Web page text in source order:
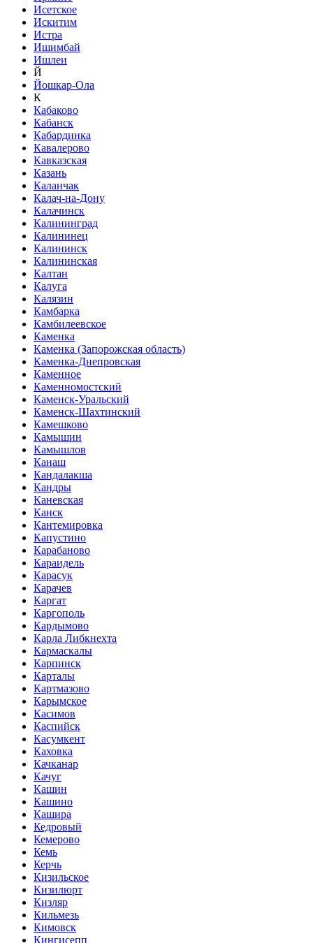
Исетское
Искитим
Истра
Ишимбай
Ишлеи
Й
Йошкар-Ола
К
Кабаково
Кабанск
Кабардинка
Кавалерово
Кавказская
Казань
Каланчак
Калач-на-Дону
Калачинск
Калининград
Калининец
Калининск
Калининская
Калтан
Калуга
Калязин
Камбарка
Камбилеевское
Каменка
Каменка (Запорожская область)
Каменка-Днепровская
Каменное
Каменномостский
Каменск-Уральский
Каменск-Шахтинский
Камешково
Камышин
Камышлов
Канаш
Кандалакша
Кандры
Каневская
Канск
Кантемировка
Капустино
Карабаново
Караидель
Карасук
Карачев
Каргат
Каргополь
Кардымово
Карла Либкнехта
Кармаскалы
Карпинск
Карталы
Картмазово
Карымское
Касимов
Каспийск
Касумкент
Каховка
Качканар
Качуг
Кашин
Кашино
Кашира
Кедровый
Кемерово
Кемь
Керчь
Кизильское
Кизилюрт
Кизляр
Кильмезь
Кимовск
Кингисепп